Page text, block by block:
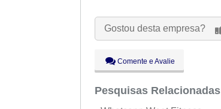
Qua:
09:00 - 18:00
Qui:
09:00 - 18:00
Sáb:
Dom:
Fechado
Gostou desta empresa?
Comente e Avalie
Pesquisas Relacionadas